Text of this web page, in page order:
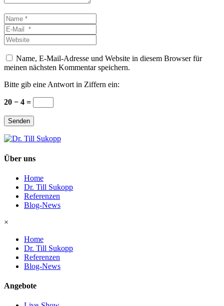
Name
*E-
Mail
*
Website
Name, E-Mail-Adresse und Website in diesem Browser für
meinen nächsten Kommentar speichern.
Bitte gib eine Antwort in Ziffern ein:
20 − 4 =
Senden
Über uns
Home
Dr. Till Sukopp
Referenzen
Blog-News
×
Home
Dr. Till Sukopp
Referenzen
Blog-News
Angebote